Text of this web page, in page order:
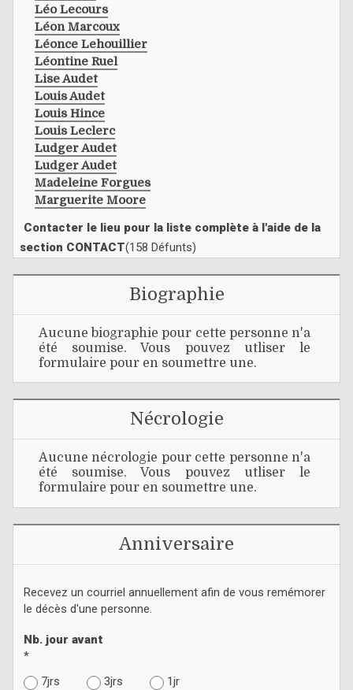
Léo Lecours
Léon Marcoux
Léonce Lehouillier
Léontine Ruel
Lise Audet
Louis Audet
Louis Hince
Louis Leclerc
Ludger Audet
Ludger Audet
Madeleine Forgues
Marguerite Moore
Contacter le lieu pour la liste complète à l'aide de la
section CONTACT(158 Défunts)
Biographie
Aucune biographie pour cette personne n'a
été soumise. Vous pouvez utliser le
formulaire pour en soumettre une.
Nécrologie
Aucune nécrologie pour cette personne n'a
été soumise. Vous pouvez utliser le
formulaire pour en soumettre une.
Anniversaire
Recevez un courriel annuellement afin de vous remémorer
le décès d'une personne.
Nb. jour avant
*
7jrs
3jrs 1jr